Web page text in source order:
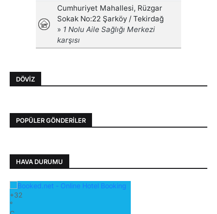
DÖVIZ
POPÜLER GÖNDERILER
HAVA DURUMU
+32
°